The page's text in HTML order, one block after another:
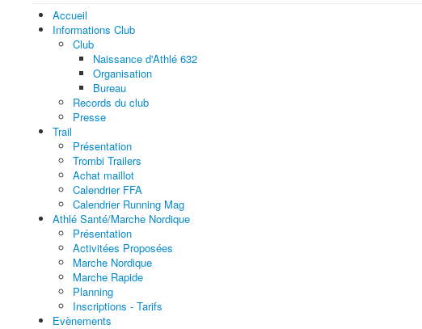
Accueil
Informations Club
Club
Naissance d'Athlé 632
Organisation
Bureau
Records du club
Presse
Trail
Présentation
Trombi Trailers
Achat maillot
Calendrier FFA
Calendrier Running Mag
Athlé Santé/Marche Nordique
Présentation
Activitées Proposées
Marche Nordique
Marche Rapide
Planning
Inscriptions - Tarifs
Evènements